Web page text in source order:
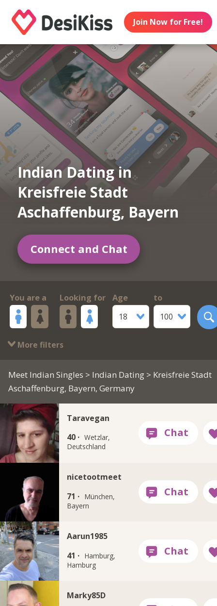
Join Now for Free!
Indian Dating in
Kreisfreie Stadt
Aschaffenburg, Bayern
Connect and Chat
You are a Looking for
Age
18
to
100
More filters
Meet Indian Singles > Indian Dating > Kreisfreie Stadt
Aschaffenburg, Bayern, Germany
Taravegan
40 · Wetzlar,
Deutschland
nicetootmeet
71 · München,
Bayern
Aarun1985
41 · Hamburg,
Hamburg
Marky85D